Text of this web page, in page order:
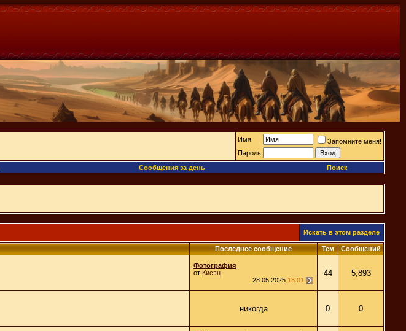
Имя
Запомните меня!
Пароль
Сообщения за день Поиск
Искать в этом разделе
Последнее сообщение Тем Сообщений
Фотография
от Кисэн
28.05.2025 18:01
44 5,893
никогда 0 0